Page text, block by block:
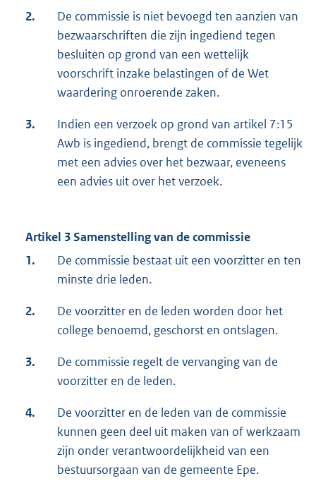
2.
De commissie is niet bevoegd ten aanzien van
bezwaarschriften die zijn ingediend tegen
besluiten op grond van een wettelijk
voorschrift inzake belastingen of de Wet
waardering onroerende zaken.
3.
Indien een verzoek op grond van artikel 7:15
Awb is ingediend, brengt de commissie tegelijk
met een advies over het bezwaar, eveneens
een advies uit over het verzoek.
Artikel 3 Samenstelling van de commissie
1.
De commissie bestaat uit een voorzitter en ten
minste drie leden.
2.
De voorzitter en de leden worden door het
college benoemd, geschorst en ontslagen.
3.
De commissie regelt de vervanging van de
voorzitter en de leden.
4.
De voorzitter en de leden van de commissie
kunnen geen deel uit maken van of werkzaam
zijn onder verantwoordelijkheid van een
bestuursorgaan van de gemeente Epe.